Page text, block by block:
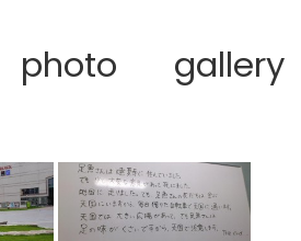
photo gallery